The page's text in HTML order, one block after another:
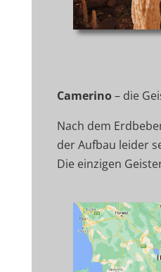
Camerino– die
Nach dem
der Aufbau leider
Die einzigen